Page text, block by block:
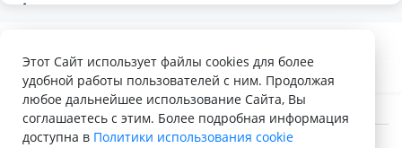
🛏
Палитра изысканных оттенков:
- Темно-серый для минималистичных интерьеров
- Сиреневый для романтичных натур
- Персиковый мусс для теплой атмосферы
Этот Сайт использует файлы cookies для более
удобной работы пользователей с ним. Продолжая
любое дальнейшее использование Сайта, Вы
соглашаетесь с этим. Более подробная информация
доступна в Политики использования cookie